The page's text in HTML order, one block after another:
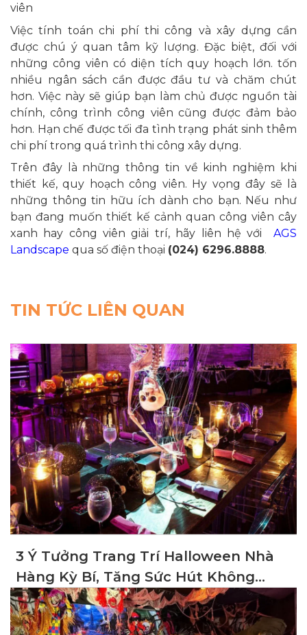
viên
Việc tính toán chi phí thi công và xây dựng cần
được chú ý quan tâm kỹ lượng. Đặc biệt, đối với
những công viên có diện tích quy hoạch lớn. tốn
nhiều ngân sách cần được đầu tư và chăm chút
hơn. Việc này sẽ giúp bạn làm chủ được nguồn tài
chính, công trình công viên cũng được đảm bảo
hơn. Hạn chế được tối đa tình trạng phát sinh thêm
chi phí trong quá trình thi công xây dựng.
Trên đây là những thông tin về kinh nghiệm khi
thiết kế, quy hoạch công viên. Hy vọng đây sẽ là
những thông tin hữu ích dành cho bạn. Nếu như
bạn đang muốn thiết kế cảnh quan công viên cây
xanh hay công viên giải trí, hãy liên hệ với AGS
Landscape qua số điện thoại (024) 6296.8888.
TIN TỨC LIÊN QUAN
3 Ý Tưởng Trang Trí Halloween Nhà
Hàng Kỳ Bí, Tăng Sức Hút Không
Gian